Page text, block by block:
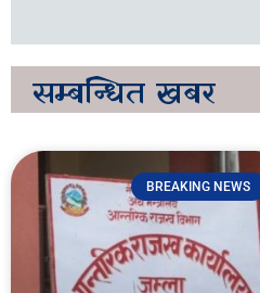
सम्बन्धित खबर
BREAKING NEWS